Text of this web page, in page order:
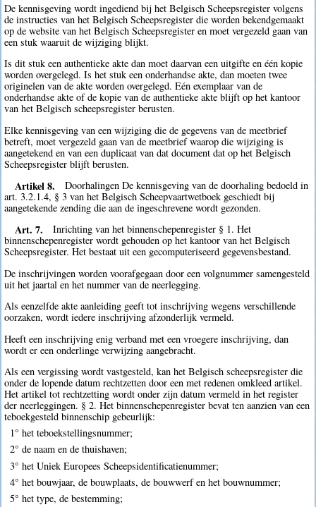
De kennisgeving wordt ingediend bij het Belgisch Scheepsregister volgens
de instructies van het Belgisch Scheepsregister die worden bekendgemaakt
op de website van het Belgisch Scheepsregister en moet vergezeld gaan van
een stuk waaruit de wijziging blijkt.
Is dit stuk een authentieke akte dan moet daarvan een uitgifte en één kopie
worden overgelegd. Is het stuk een onderhandse akte, dan moeten twee
originelen van de akte worden overgelegd. Eén exemplaar van de
onderhandse akte of de kopie van de authentieke akte blijft op het kantoor
van het Belgisch scheepsregister berusten.
Elke kennisgeving van een wijziging die de gegevens van de meetbrief
betreft, moet vergezeld gaan van de meetbrief waarop die wijziging is
aangetekend en van een duplicaat van dat document dat op het Belgisch
Scheepsregister blijft berusten.
Artikel 8.
Doorhalingen De kennisgeving van de doorhaling bedoeld in
art. 3.2.1.4, § 3 van het Belgisch Scheepvaartwetboek geschiedt bij
aangetekende zending die aan de ingeschrevene wordt gezonden.
Art. 7.
Inrichting van het binnenschepenregister § 1. Het
binnenschepenregister wordt gehouden op het kantoor van het Belgisch
Scheepsregister. Het bestaat uit een gecomputeriseerd gegevensbestand.
De inschrijvingen worden voorafgegaan door een volgnummer samengesteld
uit het jaartal en het nummer van de neerlegging.
Als eenzelfde akte aanleiding geeft tot inschrijving wegens verschillende
oorzaken, wordt iedere inschrijving afzonderlijk vermeld.
Heeft een inschrijving enig verband met een vroegere inschrijving, dan
wordt er een onderlinge verwijzing aangebracht.
Als een vergissing wordt vastgesteld, kan het Belgisch scheepsregister die
onder de lopende datum rechtzetten door een met redenen omkleed artikel.
Het artikel tot rechtzetting wordt onder zijn datum vermeld in het register
der neerleggingen. § 2. Het binnenschepenregister bevat ten aanzien van een
teboekgesteld binnenschip gebeurlijk:
1° het teboekstellingsnummer;
2° de naam en de thuishaven;
3° het Uniek Europees Scheepsidentificatienummer;
4° het bouwjaar, de bouwplaats, de bouwwerf en het bouwnummer;
5° het type, de bestemming;